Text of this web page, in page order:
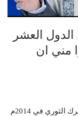
العشر
مني ان
قال السيد عبدالملك بدر الدين الحوثي أن التحرك الثوري في 2014م